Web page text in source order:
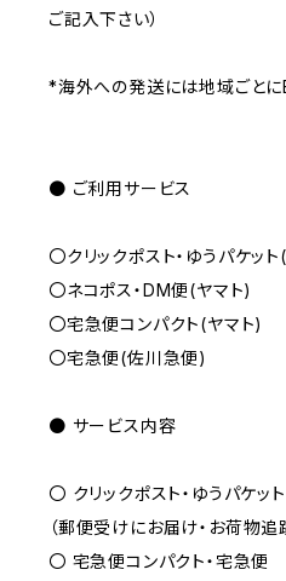
ご記入下さい）
*海外への発送には地域ごと
● ご利用サービス
〇クリックポスト・ゆうパケッ
〇ネコポス・DM便(ヤマト)
〇宅急便コンパクト(ヤマト)
〇宅急便(佐川急便)
● サービス内容
〇 クリックポスト・ゆうパケッ
（郵便受けにお届け・お荷物追
〇 宅急便コンパクト・宅急便